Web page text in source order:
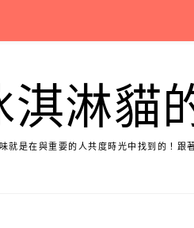
淇淋貓
就是在與重要的人共度時光中找到的！跟